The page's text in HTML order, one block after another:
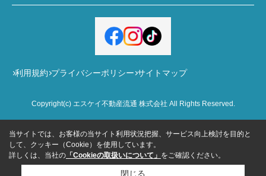
利用規約 プライバシーポリシー サイトマップ
Copyright(c) エスケイ不動産流通 株式会社 All Rights Reserved.
当サイトでは、お客様の当サイト利用状況把握、サービス向上検討を目的と
して、クッキー（Cookie）を使用しています。
詳しくは、当社の 「Cookieの取扱いについて」 をご確認ください。
閉じる